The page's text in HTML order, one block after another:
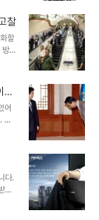
는
다
제
그
그
찰
할
안
해
중
사
심
에
어
비
니
만,
기
다.
은